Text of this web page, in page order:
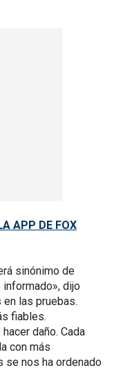
APP DE FOX
sinónimo de
dijo
las pruebas.
fiables.
daño. Cada
con más
se nos ha ordenado